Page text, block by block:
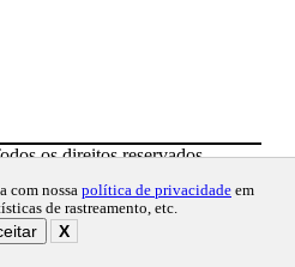
os direitos reservados.
com nossa política de privacidade em
de rastreamento, etc.
X